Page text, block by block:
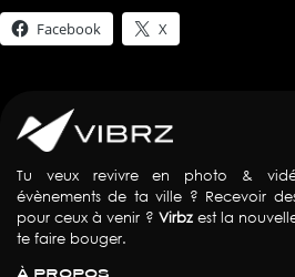
Facebook X
Tu veux revivre en photo &
évènements de ta ville ? Recevoir
pour ceux à venir ? Virbzest la
te faire bouger.
à propos